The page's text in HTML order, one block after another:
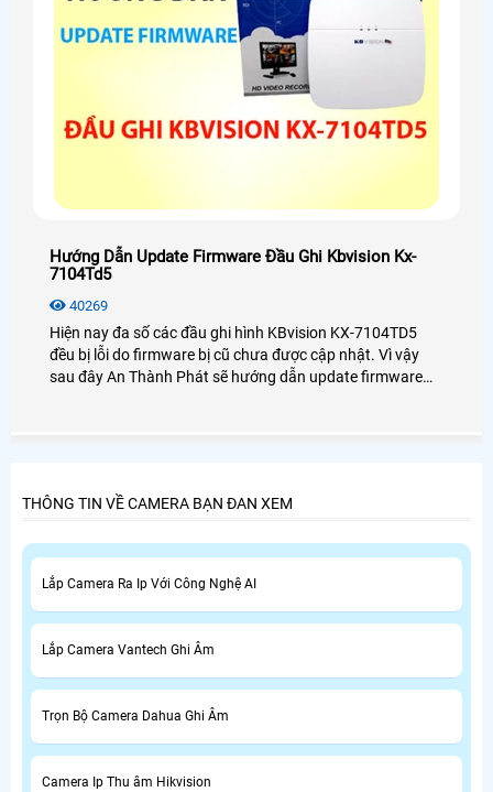
Hướng Dẫn Update Firmware Đầu Ghi Kbvision Kx-
7104Td5
40269
Hiện nay đa số các đầu ghi hình KBvision KX-7104TD5
đều bị lỗi do firmware bị cũ chưa được cập nhật. Vì vậy
sau đây An Thành Phát sẽ hướng dẫn update firmware
THÔNG TIN VỀ CAMERA BẠN ĐAN XEM
Lắp Camera Ra Ip Với Công Nghệ AI
Lắp Camera Vantech Ghi Âm
Trọn Bộ Camera Dahua Ghi Âm
Camera Ip Thu âm Hikvision